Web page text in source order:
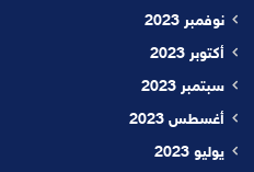
نوفمبر 2023
أكتوبر 2023
سبتمبر 2023
أغسطس 2023
يوليو 2023